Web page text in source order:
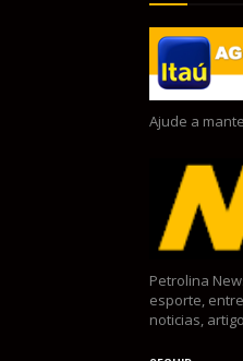
Ajude a
Petrolina
esporte,
noticias,